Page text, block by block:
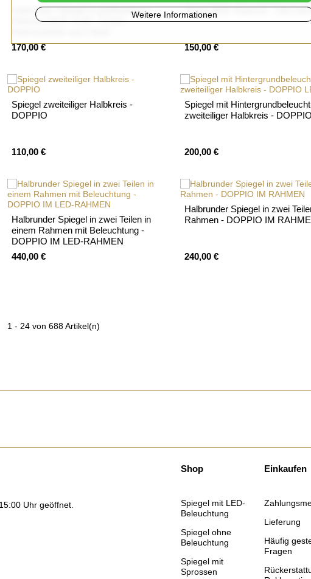
Halbovaler Spiegel in goldfarbenem
Rahmen MDF SLIM - DOMI -
170,00 €
einem MDF-Rahmen -
150,00 €
Spiegel zweiteiliger Halbkreis -
DOPPIO
110,00 €
Spiegel mit
zweiteiliger Halbkreis -
200,00 €
Halbrunder Spiegel in zwei Teilen in
einem Rahmen mit Beleuchtung -
DOPPIO IM LED-RAHMEN
440,00 €
Halbrunder Spiegel in zwei
Rahmen - DOPPIO IM
240,00 €
1 - 24 von 688 Artikel(n)
Weitere Informationen
Uhr geöffnet.
Shop
Spiegel mit LED-
Beleuchtung
Spiegel ohne
Beleuchtung
Spiegel mit
Sprossen
Einkaufen
Lieferung
Häufig
Fragen